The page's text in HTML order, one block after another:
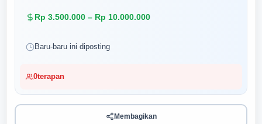
Rp 3.500.000 – Rp 10.000.000
Baru-baru ini diposting
0terapan
Membagikan